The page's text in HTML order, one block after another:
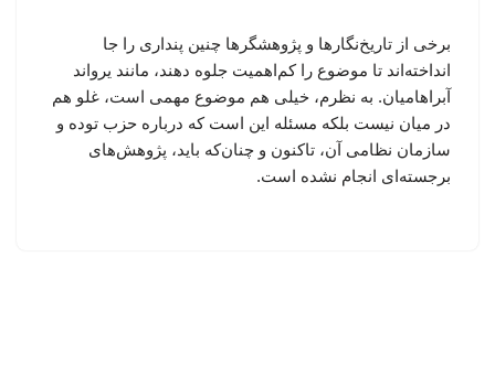
برخی از تاریخ‌نگارها و پژوهشگرها چنین پنداری را جا
انداخته‌اند تا موضوع را کم‌اهمیت جلوه دهند، مانند یرواند
آبراهامیان. به نظرم، خیلی هم موضوع مهمی است، غلو هم
در میان نیست بلکه مسئله این است که درباره حزب توده و
سازمان نظامی آن، تاکنون و چنان‌که باید، پژوهش‌های
برجسته‌ای انجام نشده است.